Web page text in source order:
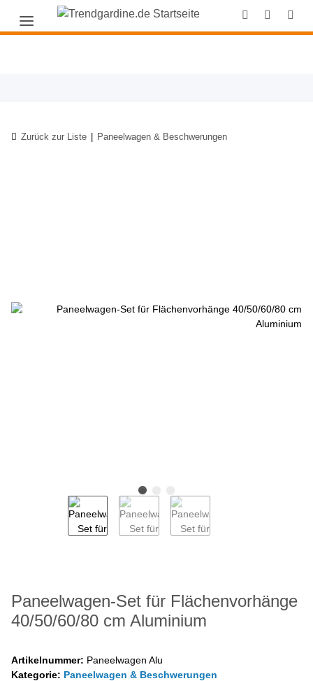
Zurück zur Liste Paneelwagen & Beschwerungen
Paneelwagen-Set für Flächenvorhänge
40/50/60/80 cm Aluminium
Artikelnummer: Paneelwagen Alu
Kategorie: Paneelwagen & Beschwerungen